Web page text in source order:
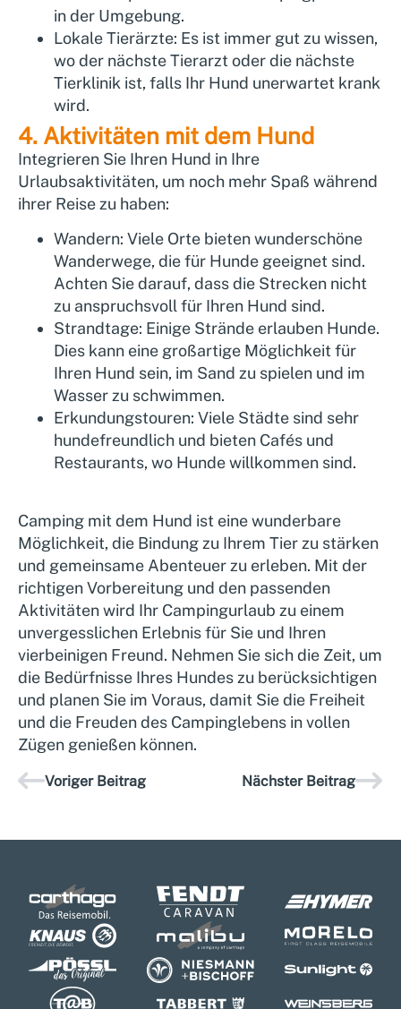
in der Umgebung.
Lokale Tierärzte: Es ist immer gut zu wissen,
wo der nächste Tierarzt oder die nächste
Tierklinik ist, falls Ihr Hund unerwartet krank
wird.
4. Aktivitäten mit dem Hund
Integrieren Sie Ihren Hund in Ihre
Urlaubsaktivitäten, um noch mehr Spaß während
ihrer Reise zu haben:
Wandern: Viele Orte bieten wunderschöne
Wanderwege, die für Hunde geeignet sind.
Achten Sie darauf, dass die Strecken nicht
zu anspruchsvoll für Ihren Hund sind.
Strandtage: Einige Strände erlauben Hunde.
Dies kann eine großartige Möglichkeit für
Ihren Hund sein, im Sand zu spielen und im
Wasser zu schwimmen.
Erkundungstouren: Viele Städte sind sehr
hundefreundlich und bieten Cafés und
Restaurants, wo Hunde willkommen sind.
Camping mit dem Hund ist eine wunderbare
Möglichkeit, die Bindung zu Ihrem Tier zu stärken
und gemeinsame Abenteuer zu erleben. Mit der
richtigen Vorbereitung und den passenden
Aktivitäten wird Ihr Campingurlaub zu einem
unvergesslichen Erlebnis für Sie und Ihren
vierbeinigen Freund. Nehmen Sie sich die Zeit, um
die Bedürfnisse Ihres Hundes zu berücksichtigen
und planen Sie im Voraus, damit Sie die Freiheit
und die Freuden des Campinglebens in vollen
Zügen genießen können.
Voriger Beitrag Nächster Beitrag